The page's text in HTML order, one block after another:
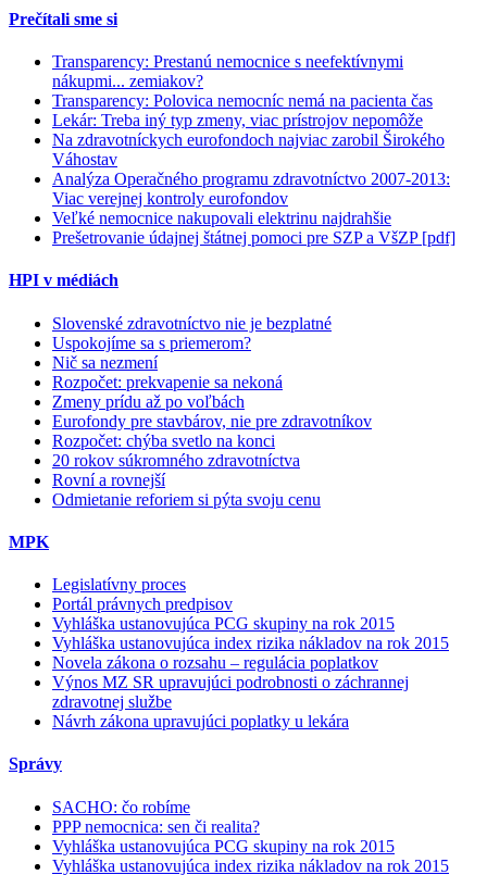
Prečítali sme si
Transparency: Prestanú nemocnice s neefektívnymi
nákupmi... zemiakov?
Transparency: Polovica nemocníc nemá na pacienta čas
Lekár: Treba iný typ zmeny, viac prístrojov nepomôže
Na zdravotníckych eurofondoch najviac zarobil Širokého
Váhostav
Analýza Operačného programu zdravotníctvo 2007-2013:
Viac verejnej kontroly eurofondov
Veľké nemocnice nakupovali elektrinu najdrahšie
Prešetrovanie údajnej štátnej pomoci pre SZP a VšZP [pdf]
HPI v médiách
Slovenské zdravotníctvo nie je bezplatné
Uspokojíme sa s priemerom?
Nič sa nezmení
Rozpočet: prekvapenie sa nekoná
Zmeny prídu až po voľbách
Eurofondy pre stavbárov, nie pre zdravotníkov
Rozpočet: chýba svetlo na konci
20 rokov súkromného zdravotníctva
Rovní a rovnejší
Odmietanie reforiem si pýta svoju cenu
MPK
Legislatívny proces
Portál právnych predpisov
Vyhláška ustanovujúca PCG skupiny na rok 2015
Vyhláška ustanovujúca index rizika nákladov na rok 2015
Novela zákona o rozsahu – regulácia poplatkov
Výnos MZ SR upravujúci podrobnosti o záchrannej
zdravotnej službe
Návrh zákona upravujúci poplatky u lekára
Správy
SACHO: čo robíme
PPP nemocnica: sen či realita?
Vyhláška ustanovujúca PCG skupiny na rok 2015
Vyhláška ustanovujúca index rizika nákladov na rok 2015